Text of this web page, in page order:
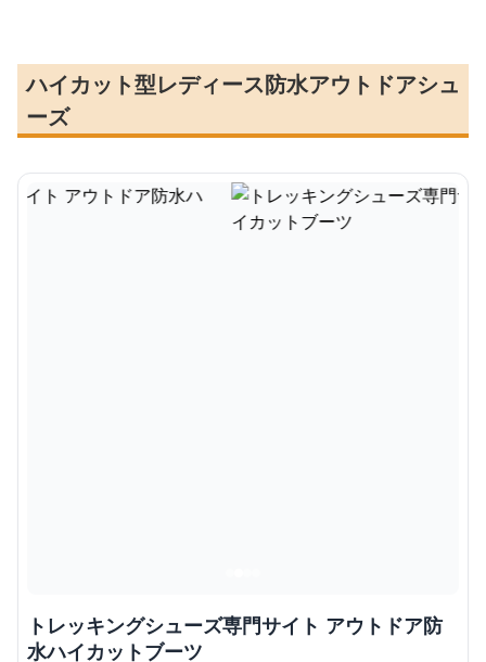
ハイカット型レディース防水アウトドアシュ
ーズ
トレッキングシューズ専門サイト アウトドア防
水ハイカットブーツ